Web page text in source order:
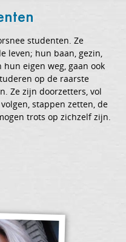
studenten. Ze
leven; hun baan, gezin,
hun eigen weg, gaan ook
op de raarste
Ze zijn doorzetters, vol
stappen zetten, de
trots op zichzelf zijn.